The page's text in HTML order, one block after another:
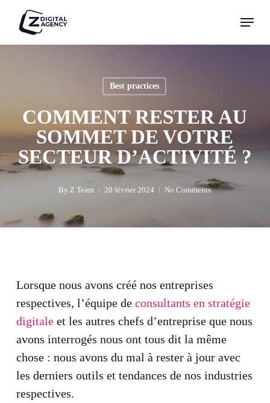
main
Menu
Best practices
COMMENT RESTER AU
SOMMET DE VOTRE
SECTEUR D’ACTIVITÉ ?
By Z Team 20 février 2024 No Comments
Lorsque nous avons créé nos entreprises
respectives, l’équipe de consultants en stratégie
digitaleet les autres chefs d’entreprise que nous
avons interrogés nous ont tous dit la même
chose : nous avons du mal à rester à jour avec
les derniers outils et tendances de nos industries
respectives.